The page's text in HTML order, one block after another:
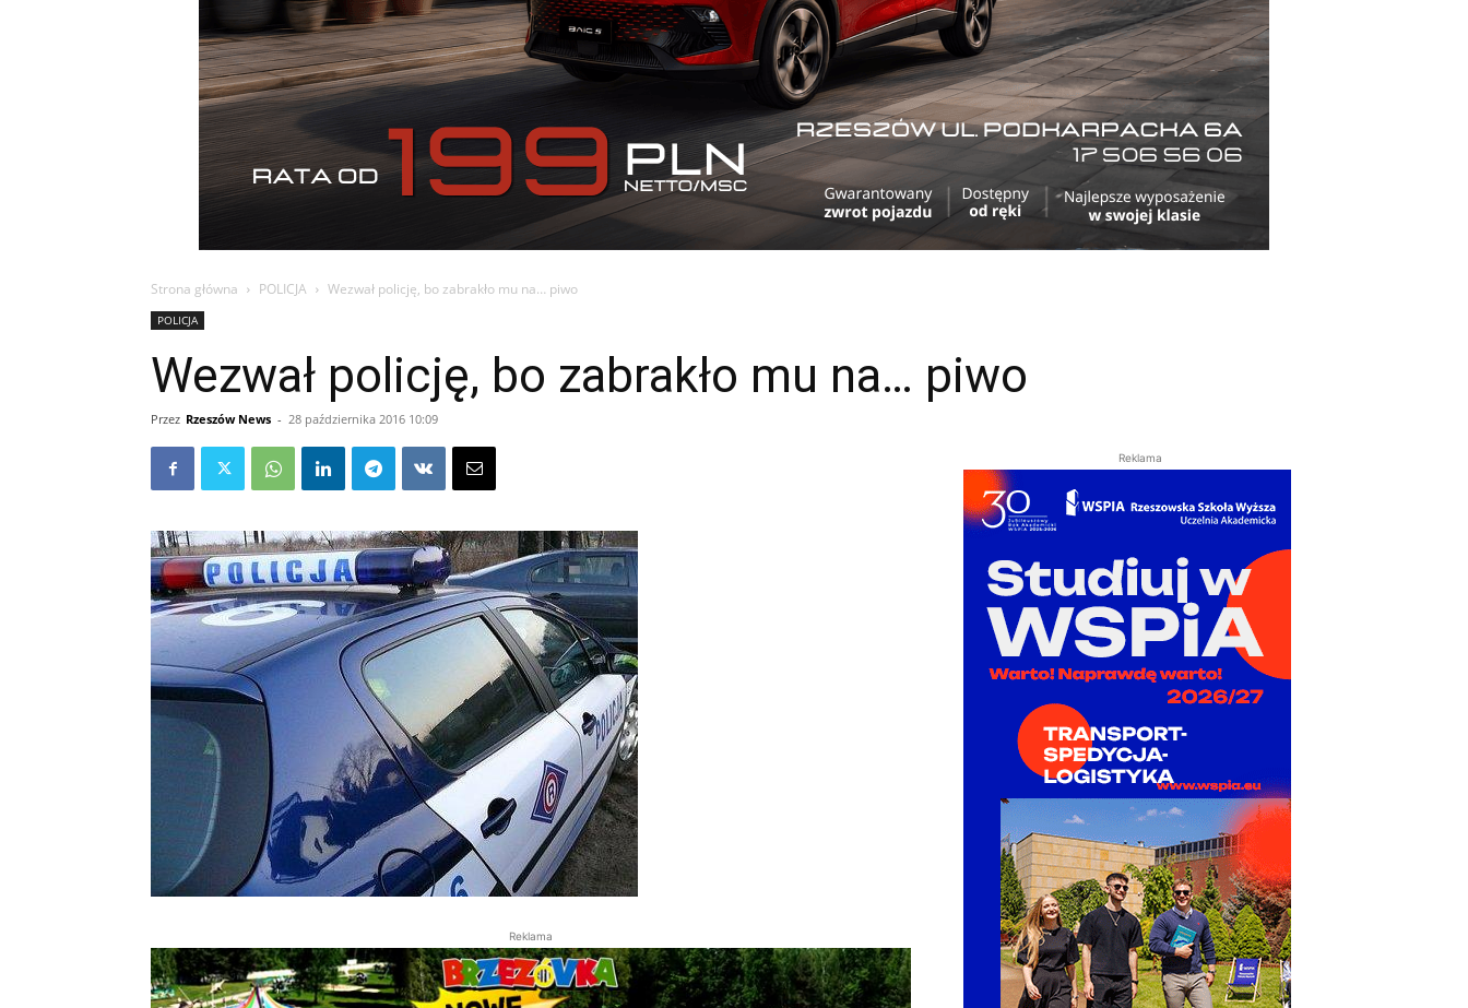
Strona główna POLICJA Wezwał policję, bo zabrakło mu na… piwo
POLICJA
Wezwał policję, bo zabrakło mu na… piwo
Przez Rzeszów News - 28 października 2016 10:09
Reklama
Reklama